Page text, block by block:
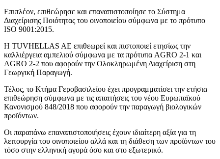
Επιπλέον, επιθεώρησε και επαναπιστοποίησε το Σύστημα
Διαχείρισης Ποιότητας του οινοποιείου σύμφωνα με το πρότυπο
ISO 9001:2015.
Η TUVHELLAS AE επιθεωρεί και πιστοποιεί ετησίως την
καλλιέργεια αμπελιού σύμφωνα με τα πρότυπα AGRO 2-1 και
AGRO 2-2 που αφορούν την Ολοκληρωμένη Διαχείριση στη
Γεωργική Παραγωγή.
Τέλος, το Κτήμα Γεροβασιλείου έχει προγραμματίσει την ετήσια
επιθεώρηση σύμφωνα με τις απαιτήσεις του νέου Ευρωπαϊκού
Κανονισμού 848/2018 που αφορούν την παραγωγή βιολογικών
προϊόντων.
Οι παραπάνω επαναπιστοποιήσεις έχουν ιδιαίτερη αξία για τη
λειτουργία του οινοποιείου αλλά και τη διάθεση των προϊόντων του
τόσο στην ελληνική αγορά όσο και στο εξωτερικό.